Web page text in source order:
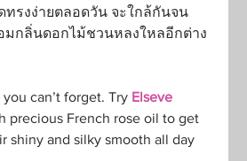
ทรงง่ายตลอดวัน จะใกล้กันจน
มกลิ่นดอกไม้ชวนหลงใหลอีกต่าง
can’t forget. Try Elseve
precious French rose oil to get
shiny and silky smooth all day